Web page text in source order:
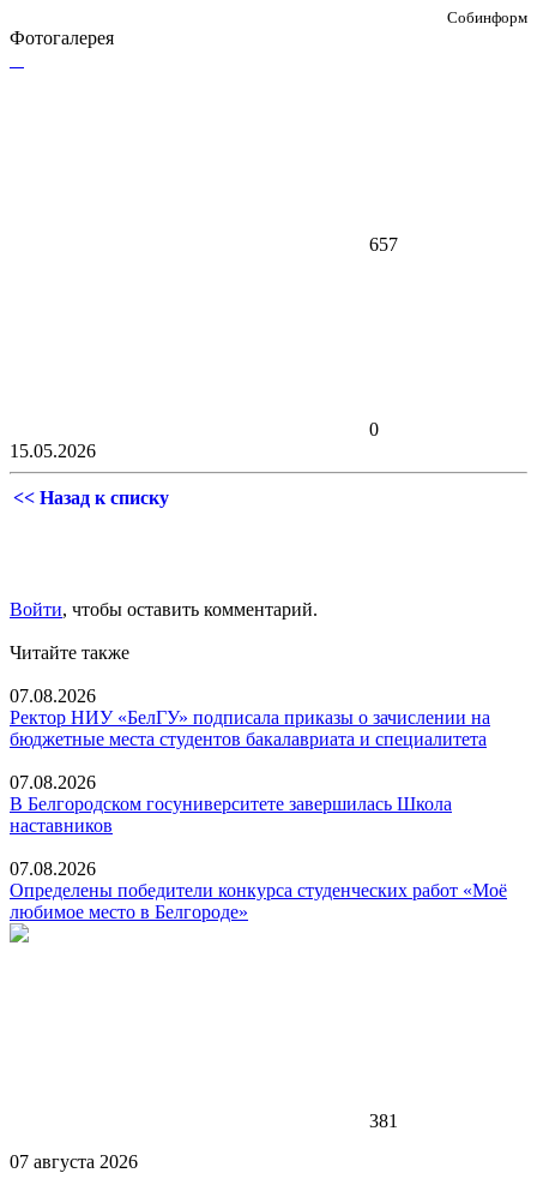
Собинформ
Фотогалерея
657
0
15.05.2026
<< Назад к списку
Войти, чтобы оставить комментарий.
Читайте также
07.08.2026
Ректор НИУ «БелГУ» подписала приказы о зачислении на
бюджетные места студентов бакалавриата и специалитета
07.08.2026
В Белгородском госуниверситете завершилась Школа
наставников
07.08.2026
Определены победители конкурса студенческих работ «Моё
любимое место в Белгороде»
381
07 августа 2026